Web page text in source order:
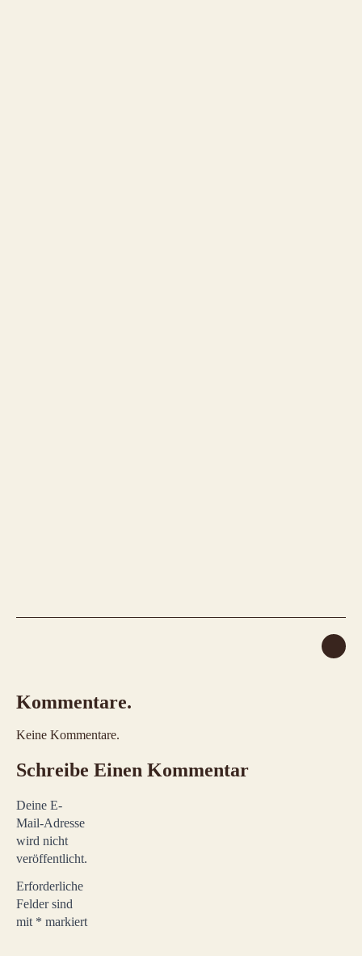
Kommentare.
Keine Kommentare.
Schreibe Einen Kommentar
Deine E-
Mail-Adresse
wird nicht
veröffentlicht.
Erforderliche
Felder sind
mit * markiert